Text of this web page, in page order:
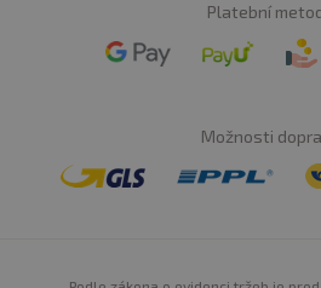
Platební
Možnosti